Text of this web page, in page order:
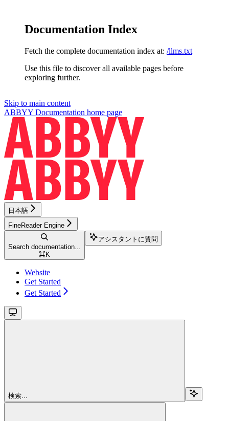
Documentation Index
Fetch the complete documentation index at: /llms.txt
Use this file to discover all available pages before
exploring further.
Skip to main content
ABBYY Documentation home page
日本語
FineReader Engine
Search documentation...
⌘K
アシスタントに質問
Website
Get Started
Get Started
検索...